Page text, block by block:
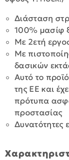
Διάσταση
100% μασίφ
Με 2ετή
Με
δασικών
Αυτό το
της ΕΕ και
πρότυπα
προστασίας
Δυνατότητες